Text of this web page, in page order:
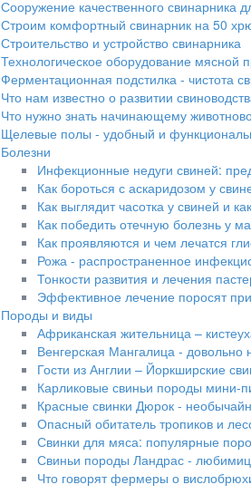
Сооружение качественного свинарника
Строим комфортный свинарник на 50
Строительство и устройство свинарника
Технологическое оборудование мясной
Ферментационная подстилка - чистота
Что нам известно о развитии
Что нужно знать начинающему
Щелевые полы - удобный и
Болезни
Инфекционные недуги свиней:
Как бороться с аскаридозом у
Как выглядит часотка у свиней и
Как победить отечную болезнь у
Как проявляются и чем лечатся
Рожа - распространенное
Тонкости развития и лечения
Эффективное лечение поросят
Породы и виды
Африканская жительница –
Венгерская Мангалица - довольно
Гости из Англии – Йоркширские
Карликовые свиньи породы мини-
Красные свинки Дюрок -
Опасный обитатель тропиков и
Свинки для мяса: популярные
Свиньи породы Ландрас -
Что говорят фермеры о